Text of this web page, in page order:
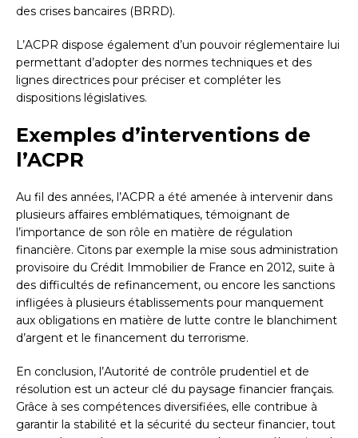
des crises bancaires (BRRD).
L’ACPR dispose également d’un pouvoir réglementaire lui
permettant d’adopter des normes techniques et des
lignes directrices pour préciser et compléter les
dispositions législatives.
Exemples d’interventions de
l’ACPR
Au fil des années, l’ACPR a été amenée à intervenir dans
plusieurs affaires emblématiques, témoignant de
l’importance de son rôle en matière de régulation
financière. Citons par exemple la mise sous administration
provisoire du Crédit Immobilier de France en 2012, suite à
des difficultés de refinancement, ou encore les sanctions
infligées à plusieurs établissements pour manquement
aux obligations en matière de lutte contre le blanchiment
d’argent et le financement du terrorisme.
En conclusion, l’Autorité de contrôle prudentiel et de
résolution est un acteur clé du paysage financier français.
Grâce à ses compétences diversifiées, elle contribue à
garantir la stabilité et la sécurité du secteur financier, tout